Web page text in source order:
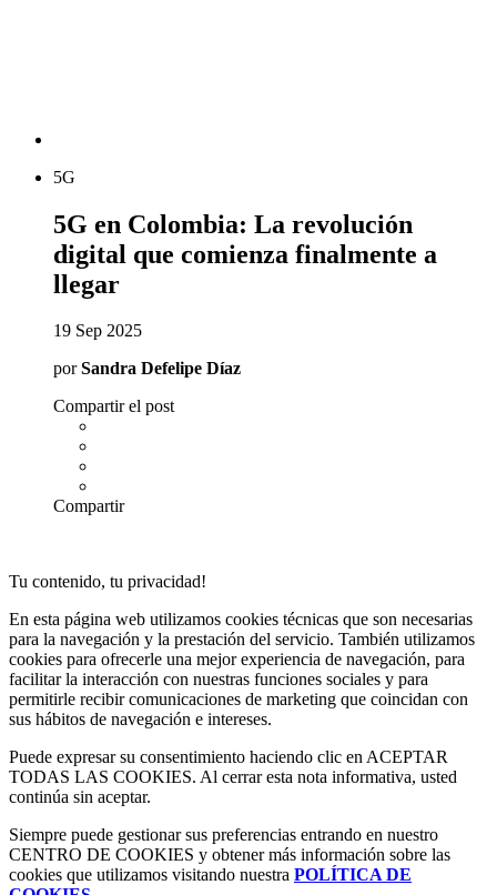
5G
5G en Colombia: La revolución
digital que comienza finalmente a
llegar
19 Sep 2025
porSandra Defelipe Díaz
Compartir el post
Compartir
Tu contenido, tu privacidad!
En esta página web utilizamos cookies técnicas que son necesarias
para la navegación y la prestación del servicio. También utilizamos
cookies para ofrecerle una mejor experiencia de navegación, para
facilitar la interacción con nuestras funciones sociales y para
permitirle recibir comunicaciones de marketing que coincidan con
sus hábitos de navegación e intereses.
Puede expresar su consentimiento haciendo clic en ACEPTAR
TODAS LAS COOKIES. Al cerrar esta nota informativa, usted
continúa sin aceptar.
Siempre puede gestionar sus preferencias entrando en nuestro
CENTRO DE COOKIES y obtener más información sobre las
cookies que utilizamos visitando nuestra POLÍTICA DE